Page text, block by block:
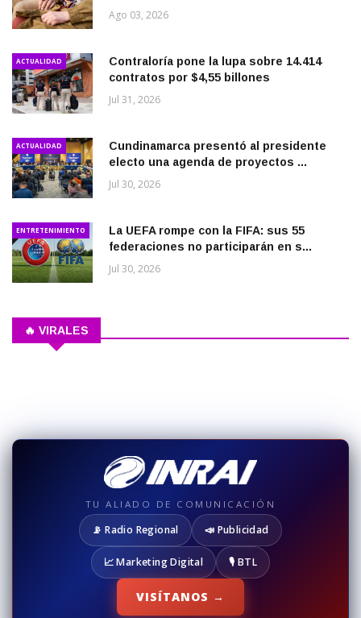
Ago 03, 2026
ACTUALIDAD
Contraloría pone la lupa sobre 14.414
contratos por $4,55 billones
Jul 31, 2026
ACTUALIDAD
Cundinamarca presentó al presidente
electo una agenda de proyectos ...
Jul 30, 2026
ENTRETENIMIENTO
La UEFA rompe con la FIFA: sus 55
federaciones no participarán en s...
Jul 30, 2026
🔥 VIRALES
TU ALIADO DE COMUNICACIÓN
📡 Radio Regional 📣 Publicidad
📈 Marketing Digital 🎙️ BTL
VISÍTANOS →